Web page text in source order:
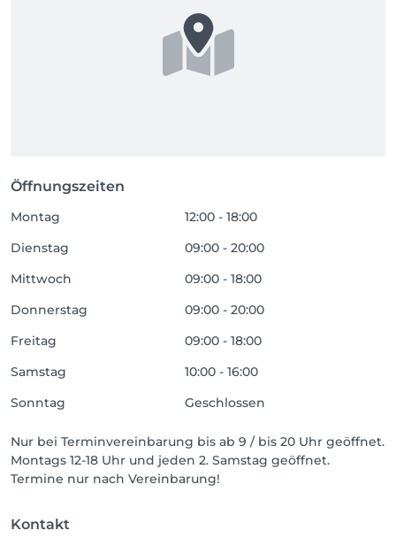
Öffnungszeiten
Montag
12:00 - 18:00
Dienstag
09:00 - 20:00
Mittwoch
09:00 - 18:00
Donnerstag
09:00 - 20:00
Freitag
09:00 - 18:00
Samstag
10:00 - 16:00
Sonntag
Geschlossen
Nur bei Terminvereinbarung bis ab 9 / bis 20 Uhr geöffnet.
Montags 12-18 Uhr und jeden 2. Samstag geöffnet.
Termine nur nach Vereinbarung!
Kontakt